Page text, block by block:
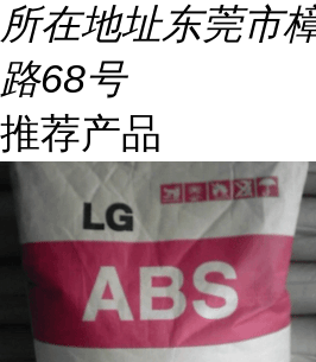
所在地址东莞市
路68号
推荐产品